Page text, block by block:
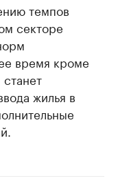
темпов
секторе
время кроме
жилья в